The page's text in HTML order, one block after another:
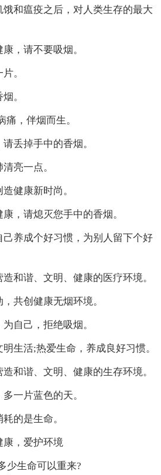
饿和瘟疫之后，对人类生存的最大
，请不要吸烟。
。
。
痛，伴烟而生。
丢掉手中的香烟。
亮一点。
健康新时尚。
，请熄灭您手中的香烟。
养成个好习惯，为别人留下个好
和谐、文明、健康的医疗环境。
共创健康无烟环境。
自己，拒绝吸烟。
生活;热爱生命，养成良好习惯。
和谐、文明、健康的生存环境。
一片蓝色的天。
的是生命。
康，爱护环境
少生命可以重来?